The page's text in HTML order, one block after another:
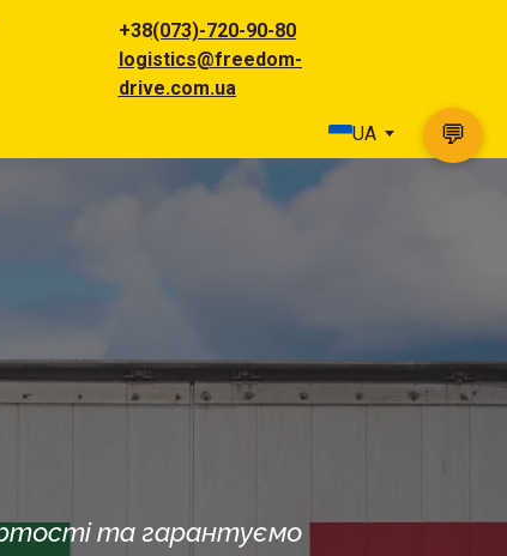
+38(073)-720-90-80
logistics@freedom-
drive.com.ua
UA
та гарантуємо
💬